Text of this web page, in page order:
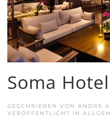
Soma Hotel
GESCHRIEBEN VON ANDRE
VERÖFFENTLICHT IN